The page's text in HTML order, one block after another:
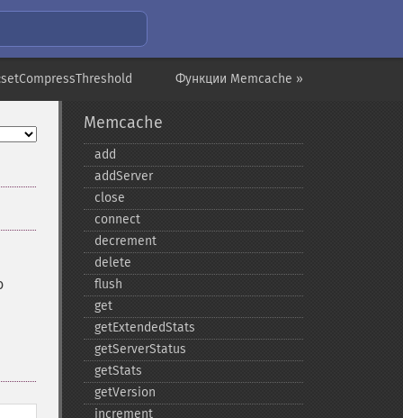
Функции Memcache »
Memcache
add
addServer
close
connect
decrement
delete
flush
get
getExtendedStats
getServerStatus
getStats
getVersion
increment